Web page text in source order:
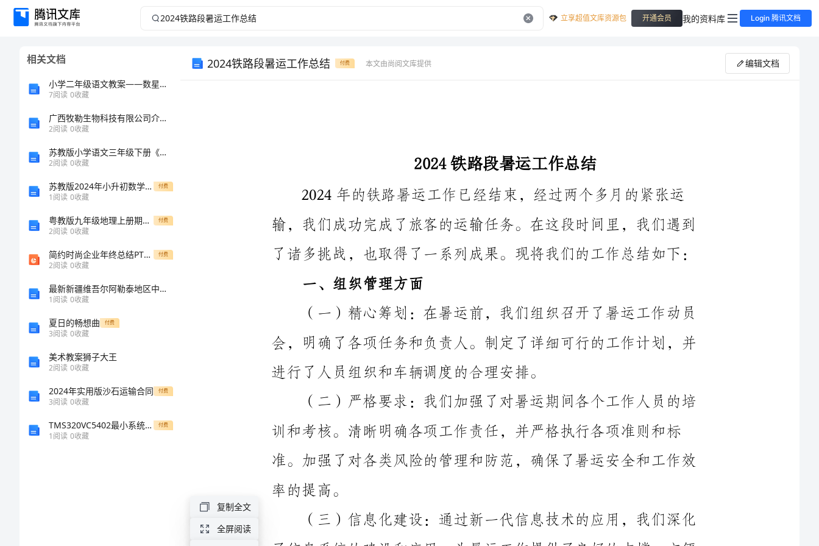
2024
2024
立享超值文库资源包 开通会员 我的资料库 Login 腾讯文档
相关文档
小学二年级语文教案——数星星的孩子(第一课时)
7阅读 0收藏
广西牧勒生物科技有限公司介绍企业发展分析报告
2阅读 0收藏
苏教版小学语文三年级下册《寓言两则》精品教案
2阅读 0收藏
苏教版2024年小升初数学考前练习试卷 附解析 付费
1阅读 0收藏
粤教版九年级地理上册期中试卷完美版 付费
2阅读 0收藏
简约时尚企业年终总结PT模板 5 付费
2阅读 0收藏
最新新疆维吾尔阿勒泰地区中级统计师《统计基础知识理论及相关知识》全真模拟试题完整版
1阅读 0收藏
夏日的畅想曲 付费
3阅读 0收藏
美术教案狮子大王
2阅读 0收藏
2024年实用版沙石运输合同 付费
3阅读 0收藏
TMS320VC5402最小系统原理图设计[修改版] 付费
1阅读 0收藏
2024铁路段暑运工作总结 付费 本文由尚阅文库提供 编辑文档
二、旅客服务方面
（一）提前服务：我们采取了预售机制，提前为旅客准备了
2024年的铁路暑运工作已经结束，经过两个多月的紧张运
了诸多挑战，也取得了一系列成果。现将我们的工作总结如下：
一、组织管理方面
（一）精心筹划：在暑运前，我们组织召开了暑运工作动员
（二）严格要求：我们加强了对暑运期间各个工作人员的培
训和考核。清晰明确各项工作责任，并严格执行各项准则和标
了信息系统的建设和应用，为暑运工作提供了良好的支撑。方便
了旅客订票、查询线路和安排行程。
复制全文
全屏阅读